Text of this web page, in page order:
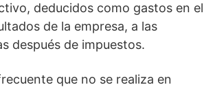
deducidos como gastos en el
de la empresa, a las
después de impuestos.
que no se realiza en